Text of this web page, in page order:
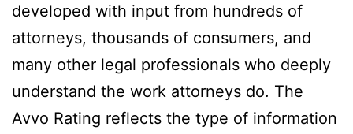
developed with input from hundreds of
attorneys, thousands of consumers, and
many other legal professionals who deeply
understand the work attorneys do. The
Avvo Rating reflects the type of information